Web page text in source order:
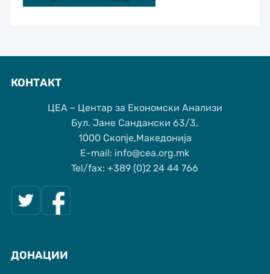
КОНТАКТ
ЦЕА – Центар за Економски Анализи
Бул. Јане Сандански 63/3,
1000 Скопје,Македонија
Е-mail: info@cea.org.mk
Tel/fax: +389 (0)2 24 44 766
ДОНАЦИИ